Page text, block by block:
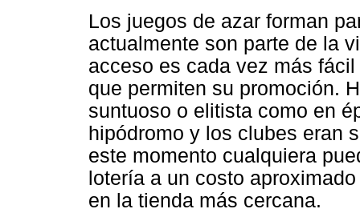
Los juegos de azar forman
actualmente son parte de la
acceso es cada vez más
que permiten su promoción.
suntuoso o elitista como en
hipódromo y los clubes eran
este momento cualquiera
lotería a un costo
en la tienda más cercana.